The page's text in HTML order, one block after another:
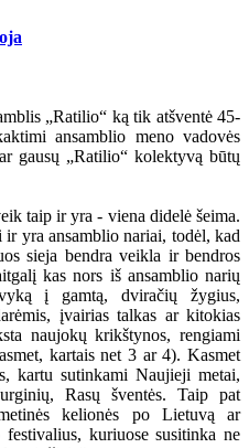
„Ratilio“ ką tik atšventė 45-
ansamblio meno vadovės
gausų „Ratilio“ kolektyvą būtų
taip ir yra - viena didelė šeima.
yra ansamblio nariai, todėl, kad
sieja bendra veikla ir bendros
kas nors iš ansamblio narių
į gamtą, dviračių žygius,
įvairias talkas ar kitokias
naujokų krikštynos, rengiami
kartais net 3 ar 4). Kasmet
kartu sutinkami Naujieji metai,
Rasų šventės. Taip pat
kelionės po Lietuvą ar
kuriuose susitinka ne